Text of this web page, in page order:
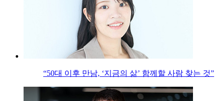
“50대 이후 만남, ‘지금의 삶’ 함께할 사람 찾는 것”